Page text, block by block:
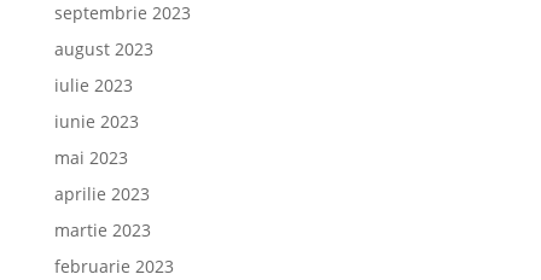
septembrie 2023
august 2023
iulie 2023
iunie 2023
mai 2023
aprilie 2023
martie 2023
februarie 2023